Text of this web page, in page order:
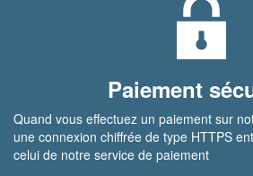
Paiement
Quand vous effectuez un paiement sur
une connexion chiffrée de type HTTPS
celui de notre service de paiement